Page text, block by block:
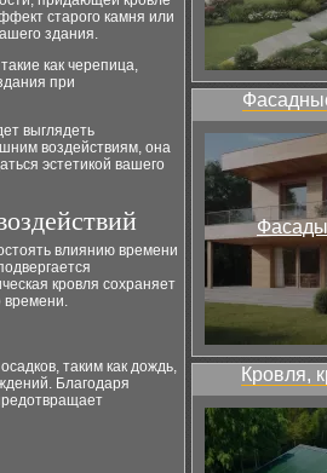
старого камня или
здания.
как черепица,
при
выглядеть
воздействиям, она
эстетикой вашего
влиянию времени
кровля сохраняет
времени.
таким как дождь,
Благодаря
Фасады
Кровля,